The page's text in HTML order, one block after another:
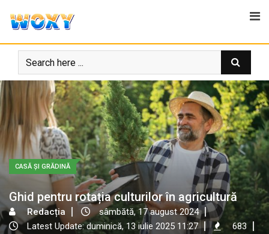
CASĂ ȘI GRĂDINĂ
Ghid pentru rotația culturilor în agricultură
Redacția
sâmbătă, 17 august 2024
Latest Update: duminică, 13 iulie 2025 11:27
683